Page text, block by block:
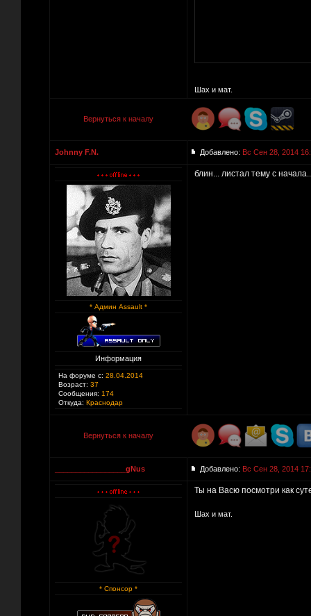
Шах и мат.
Вернуться к началу
Johnny F.N. Добавлено: Вс Сен 28, 2014
* Админ Assault *
Информация
На форуме с: 28.04.2014
Возраст: 37
Сообщения: 174
Откуда: Краснодар
блин... листал тему с
Вернуться к началу
_________________gNus Добавлено: Вс Сен 28, 2014
* Спонсор *
Ты на Васю посмотри как
Шах и мат.